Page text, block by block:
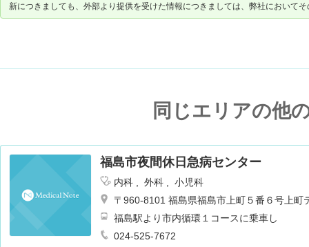
新につきましても、外部より提供を受けた情報につきましては、弊社において
同じエリアの他
福島市夜間休日急病センター
内科 外科
小児科
〒960-8101 福島県福島市上町５番６号上町
福島駅より市内循環１コースに乗車し
024-525-7672